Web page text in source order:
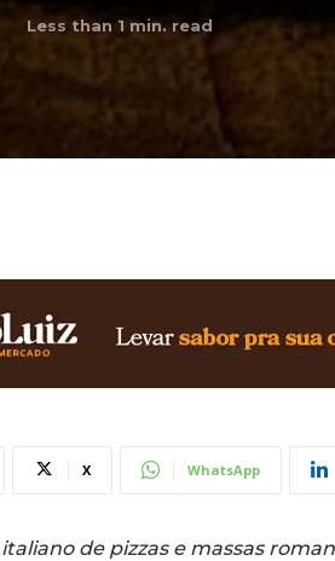
Less than 1 min. read
X WhatsApp
de pizzas e massas